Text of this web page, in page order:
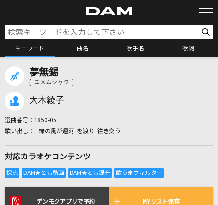
キーワード 曲名 歌手名 歌詞
全国りれき
リアルタイムで歌われている曲の一覧
夢無錫
[ ユメムシャク ]
大木綾子
選曲番号： 1850-05
緑の風が運河 を渡り 往き交う
対応カラオケコンテンツ
デンモクアプリで予約 MYリスト保存